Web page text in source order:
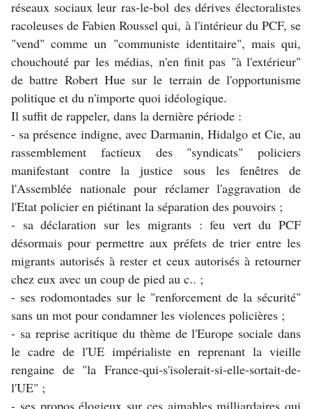
réseaux sociaux leur ras-le-bol des dérives électoralistes
racoleuses de Fabien Roussel qui, à l'intérieur du PCF, se
"vend" comme un "communiste identitaire", mais qui,
chouchouté par les médias, n'en finit pas "à l'extérieur"
de battre Robert Hue sur le terrain de l'opportunisme
politique et du n'importe quoi idéologique.
Il suffit de rappeler, dans la dernière période :
- sa présence indigne, avec Darmanin, Hidalgo et Cie, au
rassemblement factieux des "syndicats" policiers
manifestant contre la justice sous les fenêtres de
l'Assemblée nationale pour réclamer l'aggravation de
l'Etat policier en piétinant la séparation des pouvoirs ;
- sa déclaration sur les migrants : feu vert du PCF
désormais pour permettre aux préfets de trier entre les
migrants autorisés à rester et ceux autorisés à retourner
chez eux avec un coup de pied au c.. ;
- ses rodomontades sur le "renforcement de la sécurité"
sans un mot pour condamner les violences policières ;
- sa reprise acritique du thème de l'Europe sociale dans
le cadre de l'UE impérialiste en reprenant la vieille
rengaine de "la France-qui-s'isolerait-si-elle-sortait-de-
l'UE" ;
- ses propos élogieux sur ces aimables milliardaires qui